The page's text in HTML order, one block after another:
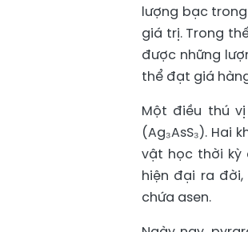
lượng bạc
giá trị. Trong
được những
thể đạt giá
Một điều thú
(Ag₃AsS₃).
vật học thời kỳ
hiện đại ra
chứa asen.